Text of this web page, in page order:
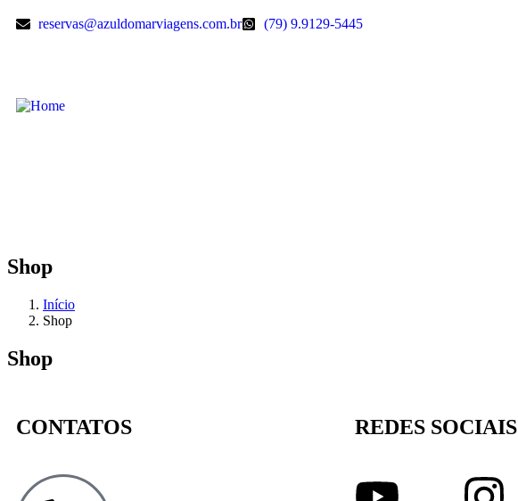
reservas@azuldomarviagens.com.br (79) 9.9129-5445
Shop
Início
Shop
Shop
CONTATOS REDES SOCIAIS